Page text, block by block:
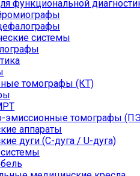
функциональной
системы
томографы (КТ)
эмиссионные томографы
аппараты
дуги (С-дуга / U-дуга)